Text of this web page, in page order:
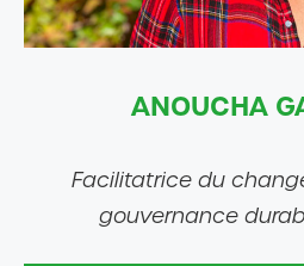
ANOUCHA
Facilitatrice du
gouvernance